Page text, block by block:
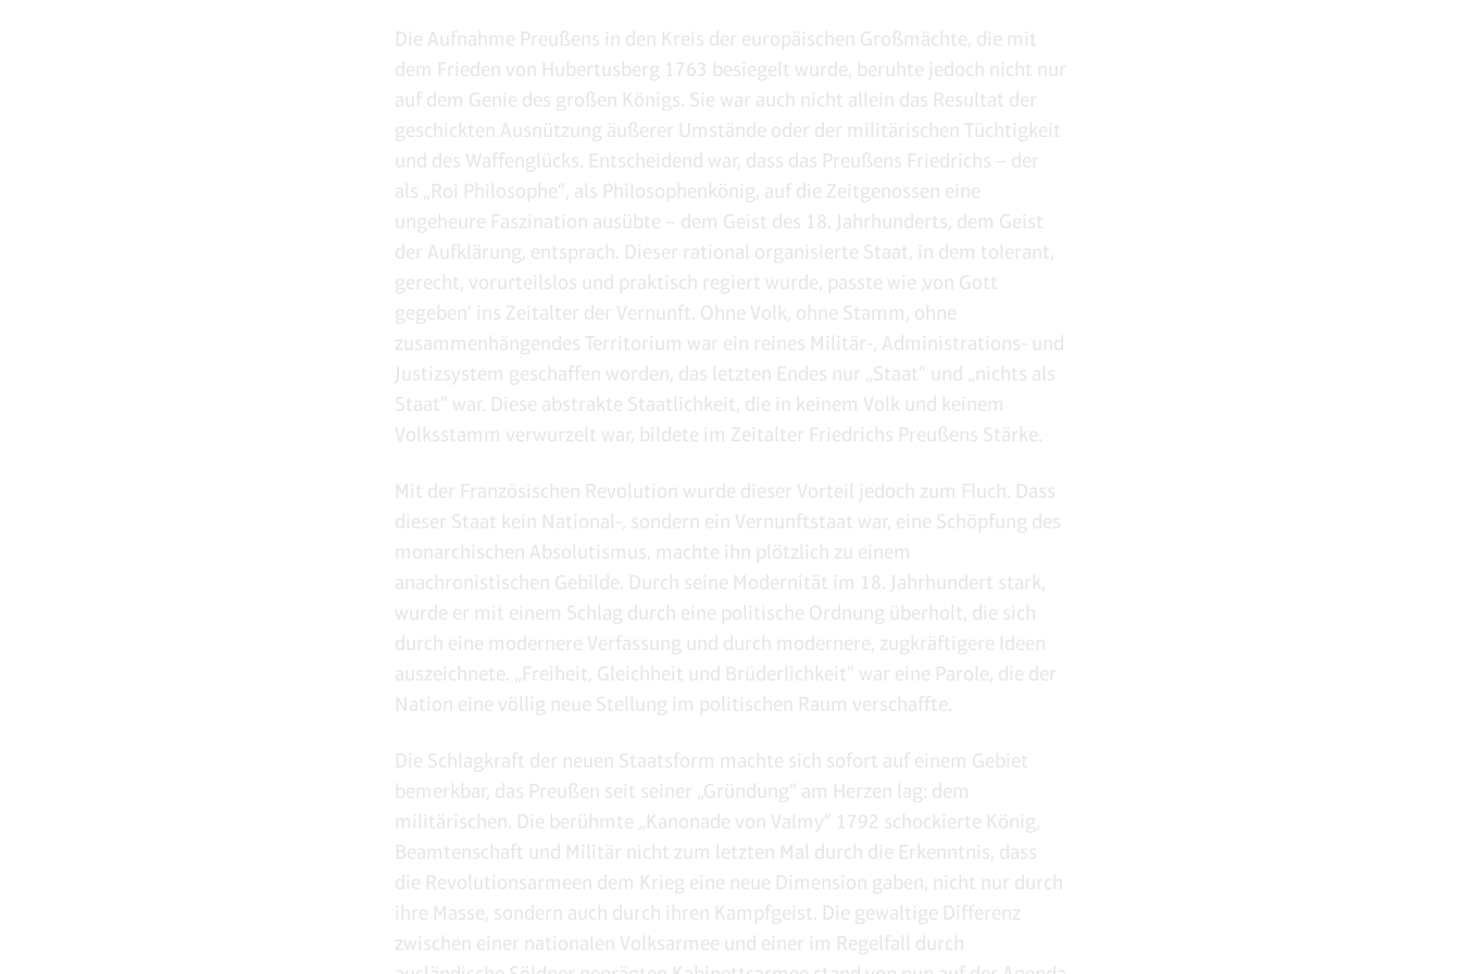
Die Aufnahme Preußens in den Kreis der europäischen Großmächte, die mit
dem Frieden von Hubertusberg 1763 besiegelt wurde, beruhte jedoch nicht nur
auf dem Genie des großen Königs. Sie war auch nicht allein das Resultat der
geschickten Ausnützung äußerer Umstände oder der militärischen Tüchtigkeit
und des Waffenglücks. Entscheidend war, dass das Preußens Friedrichs – der
als „Roi Philosophe“, als Philosophenkönig, auf die Zeitgenossen eine
ungeheure Faszination ausübte – dem Geist des 18. Jahrhunderts, dem Geist
der Aufklärung, entsprach. Dieser rational organisierte Staat, in dem tolerant,
gerecht, vorurteilslos und praktisch regiert wurde, passte wie ‚von Gott
gegeben‘ ins Zeitalter der Vernunft. Ohne Volk, ohne Stamm, ohne
zusammenhängendes Territorium war ein reines Militär-, Administrations- und
Justizsystem geschaffen worden, das letzten Endes nur „Staat“ und „nichts als
Staat“ war. Diese abstrakte Staatlichkeit, die in keinem Volk und keinem
Volksstamm verwurzelt war, bildete im Zeitalter Friedrichs Preußens Stärke.
Mit der Französischen Revolution wurde dieser Vorteil jedoch zum Fluch. Dass
dieser Staat kein National-, sondern ein Vernunftstaat war, eine Schöpfung des
monarchischen Absolutismus, machte ihn plötzlich zu einem
anachronistischen Gebilde. Durch seine Modernität im 18. Jahrhundert stark,
wurde er mit einem Schlag durch eine politische Ordnung überholt, die sich
durch eine modernere Verfassung und durch modernere, zugkräftigere Ideen
auszeichnete. „Freiheit, Gleichheit und Brüderlichkeit“ war eine Parole, die der
Nation eine völlig neue Stellung im politischen Raum verschaffte.
Die Schlagkraft der neuen Staatsform machte sich sofort auf einem Gebiet
bemerkbar, das Preußen seit seiner „Gründung“ am Herzen lag: dem
militärischen. Die berühmte „Kanonade von Valmy“ 1792 schockierte König,
Beamtenschaft und Militär nicht zum letzten Mal durch die Erkenntnis, dass
die Revolutionsarmeen dem Krieg eine neue Dimension gaben, nicht nur durch
ihre Masse, sondern auch durch ihren Kampfgeist. Die gewaltige Differenz
zwischen einer nationalen Volksarmee und einer im Regelfall durch